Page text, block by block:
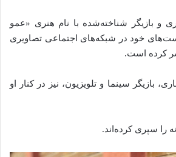
و بازیگر شناخته‌شده با نام هنری «عمو
خود در شبکه‌های اجتماعی تصاویری
کرده است.
بازیگر سینما و تلویزیون، نیز در کنار او
را سپری کرده‌اند.